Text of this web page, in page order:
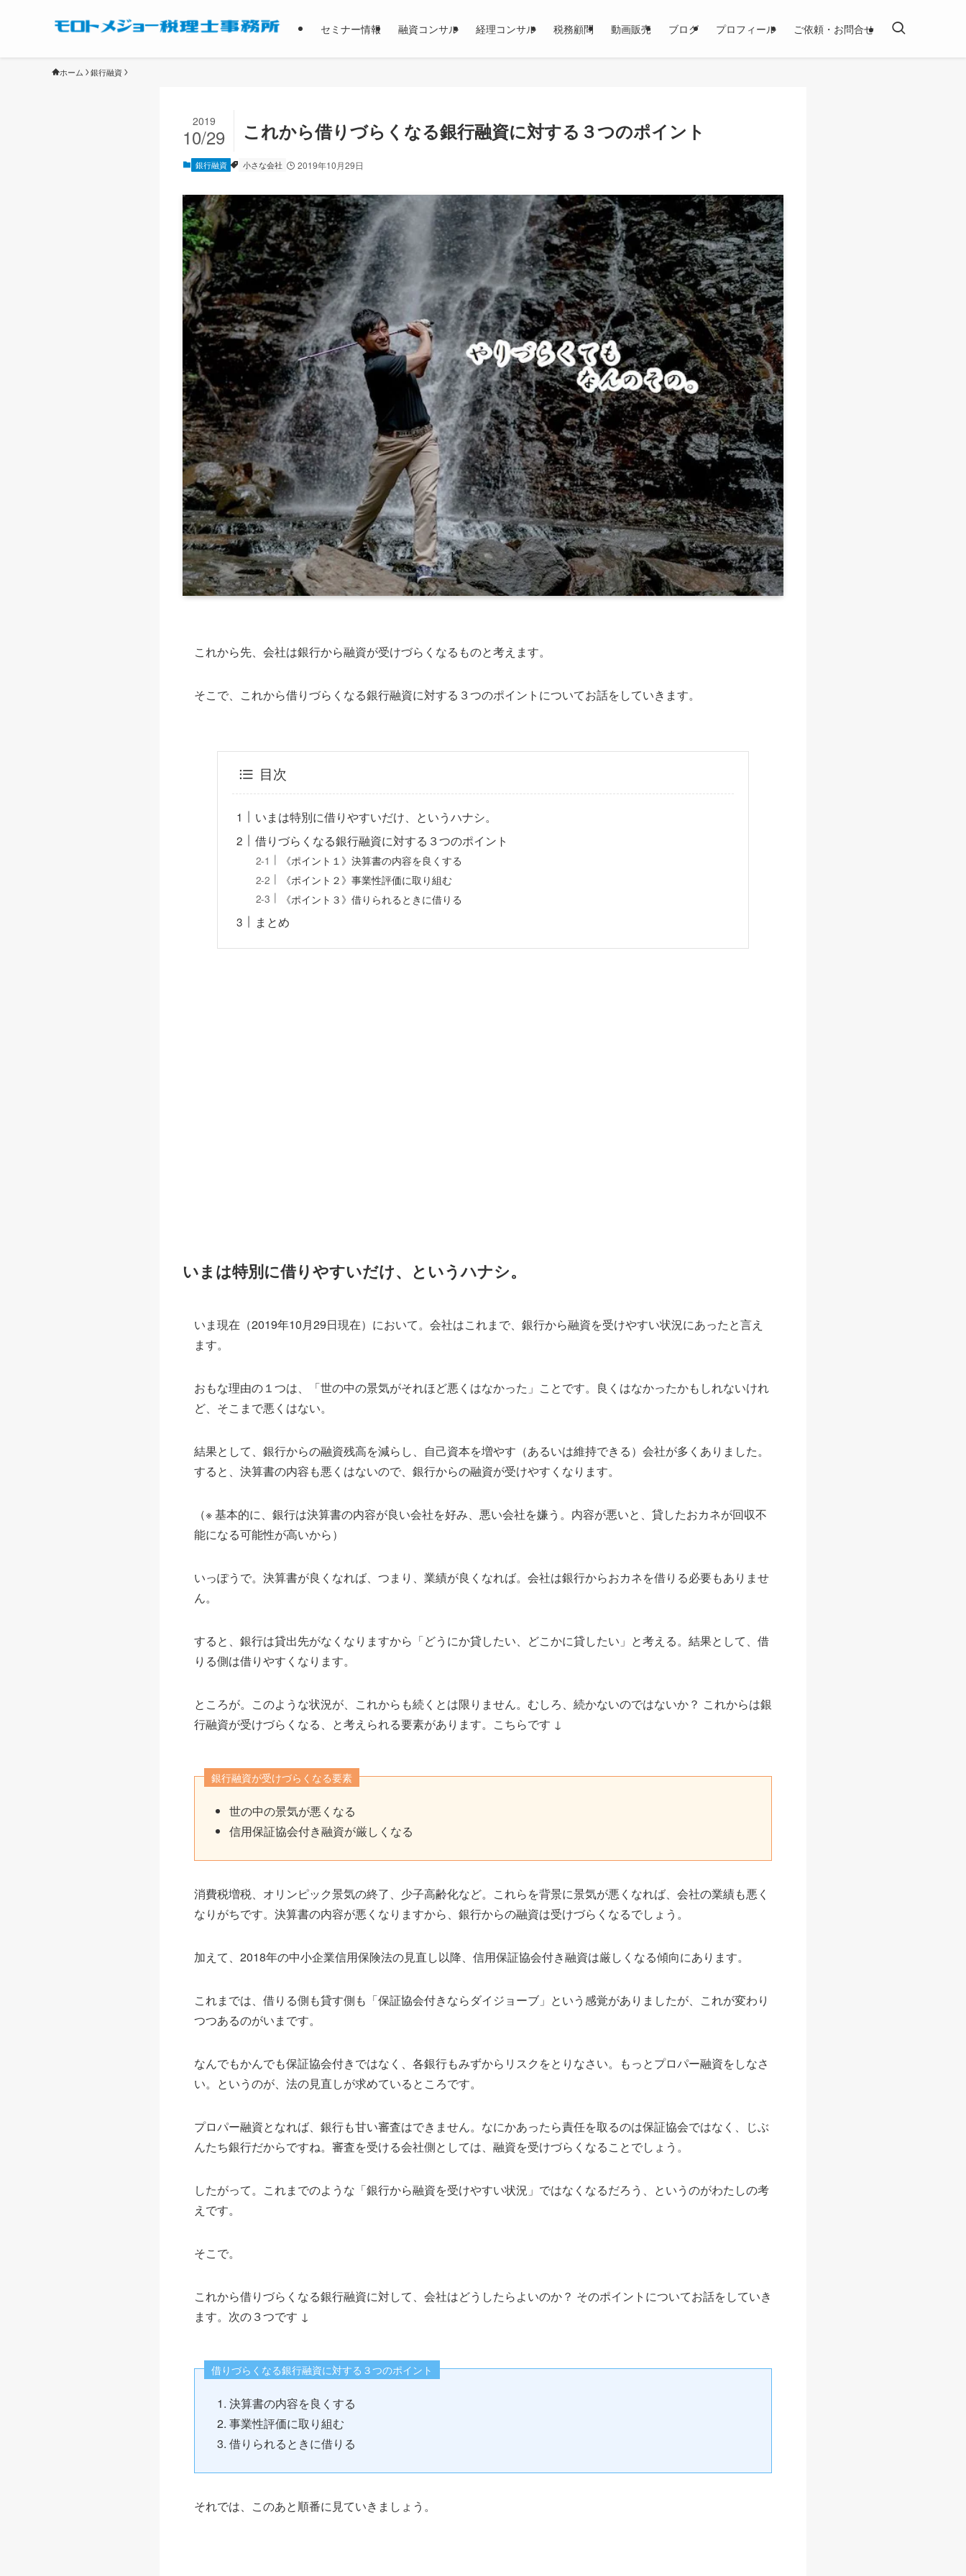
セミナー情報 融資コンサル 経理コンサル 税務顧問 動画販売 ブログ プロフィール ご依頼・お問合せ
ホーム 銀行融資
これから借りづらくなる銀行融資に対する３つのポイント
2019
10/29
銀行融資 小さな会社 2019年10月29日
これから先、会社は銀行から融資が受けづらくなるものと考えます。
そこで、これから借りづらくなる銀行融資に対する３つのポイントについてお話をしていきます。
目次
いまは特別に借りやすいだけ、というハナシ。
借りづらくなる銀行融資に対する３つのポイント
《ポイント１》決算書の内容を良くする
《ポイント２》事業性評価に取り組む
《ポイント３》借りられるときに借りる
まとめ
いまは特別に借りやすいだけ、というハナシ。
いま現在（2019年10月29日現在）において。会社はこれまで、銀行から融資を受けやすい状況にあったと言え
ます。
おもな理由の１つは、「世の中の景気がそれほど悪くはなかった」ことです。良くはなかったかもしれないけれ
ど、そこまで悪くはない。
結果として、銀行からの融資残高を減らし、自己資本を増やす（あるいは維持できる）会社が多くありました。
すると、決算書の内容も悪くはないので、銀行からの融資が受けやすくなります。
（※ 基本的に、銀行は決算書の内容が良い会社を好み、悪い会社を嫌う。内容が悪いと、貸したおカネが回収不
能になる可能性が高いから）
いっぽうで。決算書が良くなれば、つまり、業績が良くなれば。会社は銀行からおカネを借りる必要もありませ
ん。
すると、銀行は貸出先がなくなりますから「どうにか貸したい、どこかに貸したい」と考える。結果として、借
りる側は借りやすくなります。
ところが。このような状況が、これからも続くとは限りません。むしろ、続かないのではないか？ これからは銀
行融資が受けづらくなる、と考えられる要素があります。こちらです ↓
銀行融資が受けづらくなる要素
世の中の景気が悪くなる
信用保証協会付き融資が厳しくなる
消費税増税、オリンピック景気の終了、少子高齢化など。これらを背景に景気が悪くなれば、会社の業績も悪く
なりがちです。決算書の内容が悪くなりますから、銀行からの融資は受けづらくなるでしょう。
加えて、2018年の中小企業信用保険法の見直し以降、信用保証協会付き融資は厳しくなる傾向にあります。
これまでは、借りる側も貸す側も「保証協会付きならダイジョーブ」という感覚がありましたが、これが変わり
つつあるのがいまです。
なんでもかんでも保証協会付きではなく、各銀行もみずからリスクをとりなさい。もっとプロパー融資をしなさ
い。というのが、法の見直しが求めているところです。
プロパー融資となれば、銀行も甘い審査はできません。なにかあったら責任を取るのは保証協会ではなく、じぶ
んたち銀行だからですね。審査を受ける会社側としては、融資を受けづらくなることでしょう。
したがって。これまでのような「銀行から融資を受けやすい状況」ではなくなるだろう、というのがわたしの考
えです。
そこで。
これから借りづらくなる銀行融資に対して、会社はどうしたらよいのか？ そのポイントについてお話をしていき
ます。次の３つです ↓
借りづらくなる銀行融資に対する３つのポイント
決算書の内容を良くする
事業性評価に取り組む
借りられるときに借りる
それでは、このあと順番に見ていきましょう。